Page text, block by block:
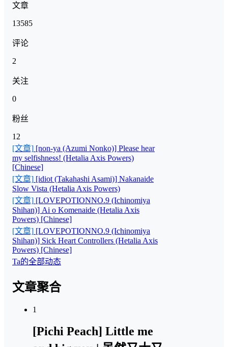
文章
13585
评论
2
关注
0
粉丝
12
[文章] [non-ya (Azumi Nonko)] Please hear
my selfishness! (Hetalia Axis Powers)
[Chinese]
[文章] [idiot (Takahashi Asami)] Nakanaide
Slow Vista (Hetalia Axis Powers)
[文章] [LOVEPOTIONNO.9 (Ichinomiya
Shihan)] Ai o Komenaide (Hetalia Axis
Powers) [Chinese]
[文章] [LOVEPOTIONNO.9 (Ichinomiya
Shihan)] Sick Heart Controllers (Hetalia Axis
Powers) [Chinese]
Ta的全部动态
文章聚合
1
[Pichi Peach] Little me